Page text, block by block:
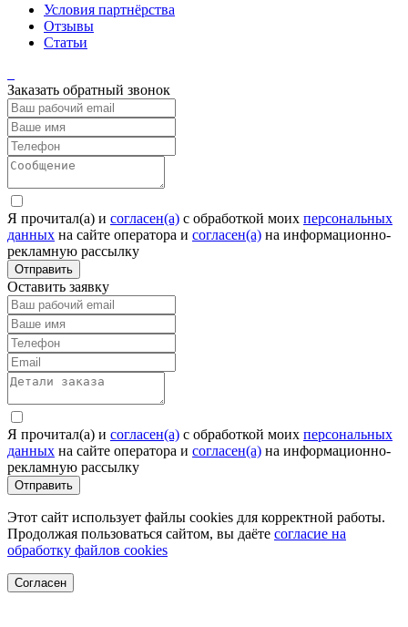
Условия партнёрства
Отзывы
Статьи
Заказать обратный звонок
Я прочитал(а) и согласен(а) c обработкой моих персональных
данных на сайте оператора и согласен(а) на информационно-
рекламную рассылку
Отправить
Оставить заявку
Я прочитал(а) и согласен(а) c обработкой моих персональных
данных на сайте оператора и согласен(а) на информационно-
рекламную рассылку
Отправить
Этот сайт использует файлы cookies для корректной работы.
Продолжая пользоваться сайтом, вы даёте согласие на
обработку файлов cookies
Согласен